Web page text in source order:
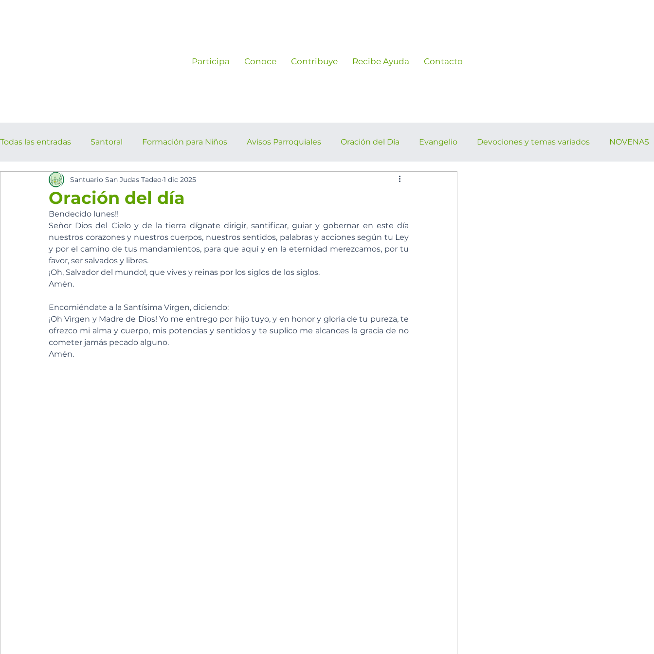
Participa Conoce Contribuye Recibe Ayuda Contacto
Todas las entradas Santoral Formación para Niños Avisos Parroquiales Oración del Día Evangelio Devociones y temas variados NOVENAS
los cinco minutos del espíritu Sant Eventos Parroquiales
Oración del día
Santuario San Judas Tadeo 1 dic 2025
Bendecido lunes!!
Señor Dios del Cielo y de la tierra dígnate dirigir, santificar, guiar y gobernar en este día
nuestros corazones y nuestros cuerpos, nuestros sentidos, palabras y acciones según tu Ley
y por el camino de tus mandamientos, para que aquí y en la eternidad merezcamos, por tu
favor, ser salvados y libres.
¡Oh, Salvador del mundo!, que vives y reinas por los siglos de los siglos.
Amén.
Encomiéndate a la Santísima Virgen, diciendo:
¡Oh Virgen y Madre de Dios! Yo me entrego por hijo tuyo, y en honor y gloria de tu pureza, te
ofrezco mi alma y cuerpo, mis potencias y sentidos y te suplico me alcances la gracia de no
cometer jamás pecado alguno.
Amén.